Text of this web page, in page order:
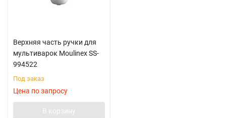
Верхняя часть ручки для
мультиварок Moulinex SS-
994522
Под заказ
Цена по запросу
В корзину